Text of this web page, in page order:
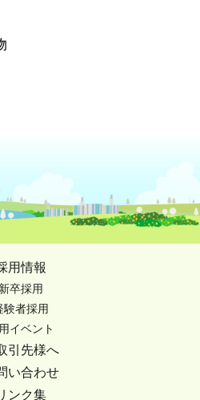
用情報
新卒採用
験者採用
イベント
引先様へ
い合わせ
ンク集